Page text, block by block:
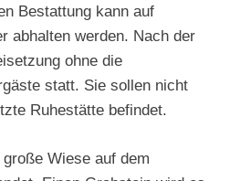
Bestattung kann auf
abhalten werden. Nach der
ohne die
statt. Sie sollen nicht
Ruhestätte befindet.
Wiese auf dem